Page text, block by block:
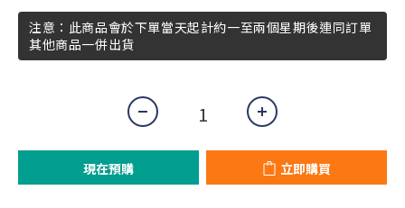
注意：此商品會於下單當天起計約一至兩個星期後連同訂單
其他商品一併出貨
現在預購 立即購買